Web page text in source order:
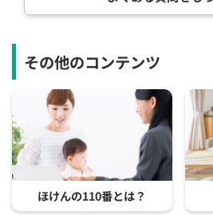
その他のコンテンツ
ほけんの110番とは？